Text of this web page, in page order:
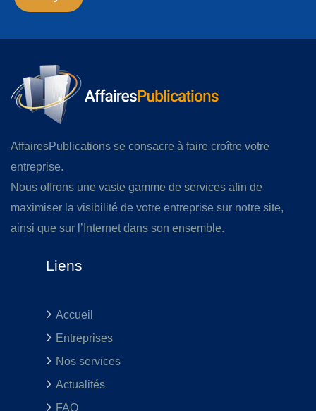
AffairesPublications se consacre à faire croître votre
entreprise.
Nous offrons une vaste gamme de services afin de
maximiser la visibilité de votre entreprise sur notre site,
ainsi que sur l’Internet dans son ensemble.
Liens
Accueil
Entreprises
Nos services
Actualités
FAQ